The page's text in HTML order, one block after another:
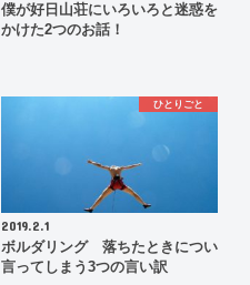
僕が好日山荘にいろいろと迷惑を
かけた2つのお話！
ひとりごと
2019.2.1
ボルダリング 落ちたときについ
言ってしまう3つの言い訳